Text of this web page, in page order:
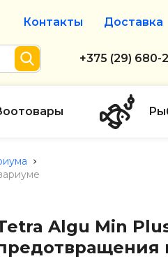
Контакты Доставка
+375 (29) 680-
Интернет-
тел. А1
Algu Min